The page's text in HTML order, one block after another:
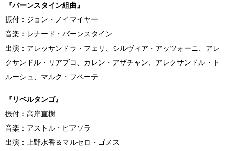
『バーンスタイン組曲』
振付：ジョン・ノイマイヤー
音楽：レナード・バーンスタイン
出演：アレッサンドラ・フェリ、シルヴィア・アッツォーニ、アレ
クサンドル・リアブコ、カレン・アザチャン、アレクサンドル・ト
ルーシュ、マルク・フベーテ
『リベルタンゴ』
振付：高岸直樹
音楽：アストル・ピアソラ
出演：上野水香＆マルセロ・ゴメス